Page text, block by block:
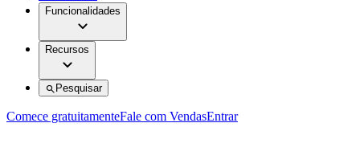
Funcionalidades
Recursos
Pesquisar
Comece gratuitamenteFale com VendasEntrar